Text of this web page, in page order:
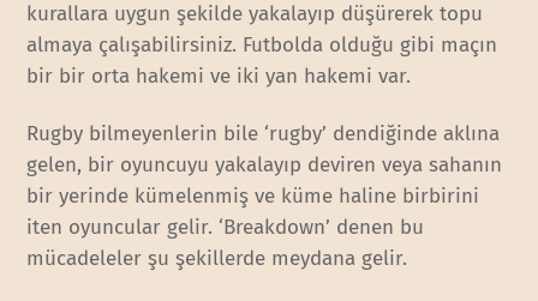
kurallara uygun şekilde yakalayıp düşürerek topu
almaya çalışabilirsiniz. Futbolda olduğu gibi maçın
bir bir orta hakemi ve iki yan hakemi var.
Rugby bilmeyenlerin bile ‘rugby’ dendiğinde aklına
gelen, bir oyuncuyu yakalayıp deviren veya sahanın
bir yerinde kümelenmiş ve küme haline birbirini
iten oyuncular gelir. ‘Breakdown’ denen bu
mücadeleler şu şekillerde meydana gelir.